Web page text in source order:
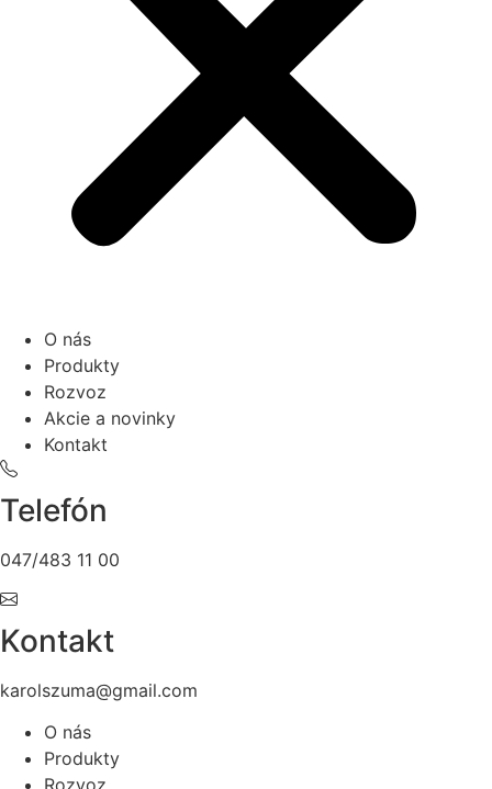
O nás
Produkty
Rozvoz
Akcie a novinky
Kontakt
Telefón
047/483 11 00
Kontakt
karolszuma@gmail.com
O nás
Produkty